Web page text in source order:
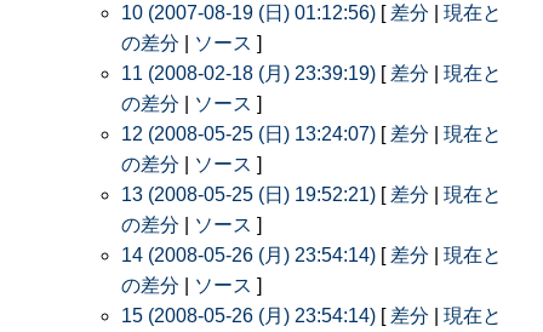
10 (2007-08-19 (日) 01:12:56) [ 差分
現在と
の差分
ソース ]
11 (2008-02-18 (月) 23:39:19) [ 差分
現在と
の差分
ソース ]
12 (2008-05-25 (日) 13:24:07) [ 差分
現在と
の差分
ソース ]
13 (2008-05-25 (日) 19:52:21) [ 差分
現在と
の差分
ソース ]
14 (2008-05-26 (月) 23:54:14) [ 差分
現在と
の差分
ソース ]
15 (2008-05-26 (月) 23:54:14) [ 差分 現在と